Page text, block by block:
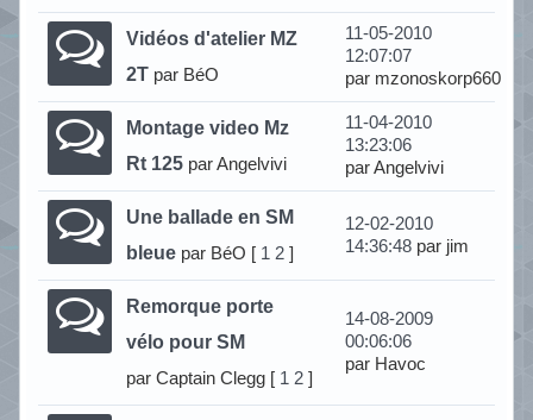
Vidéos d'atelier MZ
2T par BéO
11-05-2010
12:07:07
par mzonoskorp660
Montage video Mz
Rt 125 par Angelvivi
11-04-2010
13:23:06
par Angelvivi
Une ballade en SM
bleue par BéO [ 1 2]
12-02-2010
14:36:48 par jim
Remorque porte
vélo pour SM
par Captain Clegg [ 1 2]
14-08-2009
00:06:06
par Havoc